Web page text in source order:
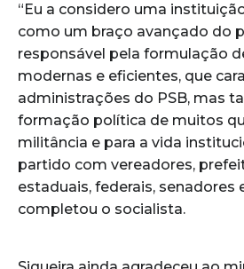
“Eu a considero uma
como um braço avançado do
responsável pela formulação
modernas e eficientes, que
administrações do PSB, mas
formação política de muitos
militância e para a vida
partido com vereadores,
estaduais, federais, senadores
completou o socialista.